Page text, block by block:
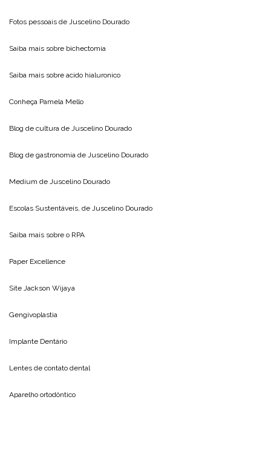
Fotos pessoais de Juscelino Dourado
Saiba mais sobre bichectomia
Saiba mais sobre acido hialuronico
Conheça Pamela Mello
Blog de cultura de Juscelino Dourado
Blog de gastronomia de Juscelino Dourado
Medium de Juscelino Dourado
Escolas Sustentáveis, de Juscelino Dourado
Saiba mais sobre o RPA
Paper Excellence
Site Jackson Wijaya
Gengivoplastia
Implante Dentário
Lentes de contato dental
Aparelho ortodôntico